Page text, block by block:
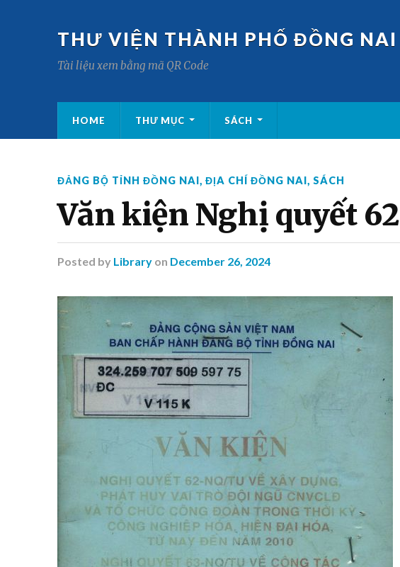
THƯ VIỆN THÀNH PHỐ ĐỒNG NAI
Tài liệu xem bằng mã QR Code
HOME THƯ MỤC SÁCH
ĐẢNG BỘ TỈNH ĐỒNG NAI, ĐỊA CHÍ ĐỒNG NAI, SÁCH
Văn kiện Nghị quyết 62
Posted by Library on December 26, 2024